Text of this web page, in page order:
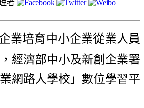
者
業培育中小企業從業人員
經濟部中小及新創企業署
網路大學校」數位學習平